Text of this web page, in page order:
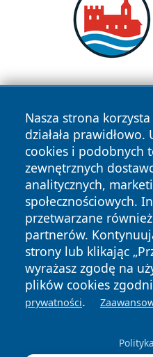
Nasza strona
działała
cookies i podobnych
zewnętrznych
analitycznych,
społecznościowych.
przetwarzane
partnerów.
strony lub klikając
wyrażasz zgodę na
plików cookies
prywatności.
Copyright © 2026
zastrzeżone.
News Autorzy
Polityka